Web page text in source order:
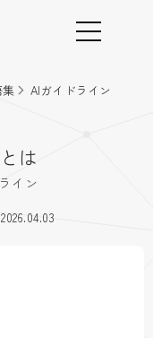
AIガイドライン
は
イン